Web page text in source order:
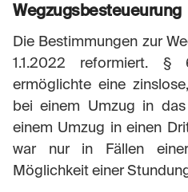
Wegzugsbesteueurung
Die Bestimmungen zur
1.1.2022 reformiert.
ermöglichte eine
bei einem Umzug in das
einem Umzug in einen
war nur in Fällen
Möglichkeit einer